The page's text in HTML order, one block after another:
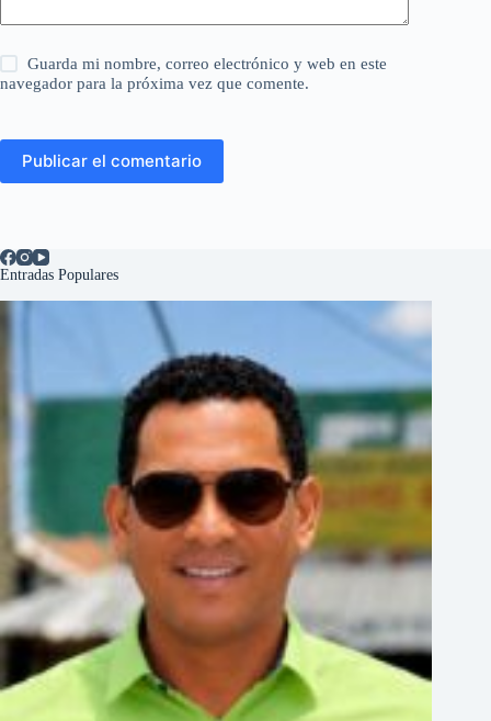
Guarda mi nombre, correo electrónico y web en este
navegador para la próxima vez que comente.
Publicar el comentario
Entradas Populares